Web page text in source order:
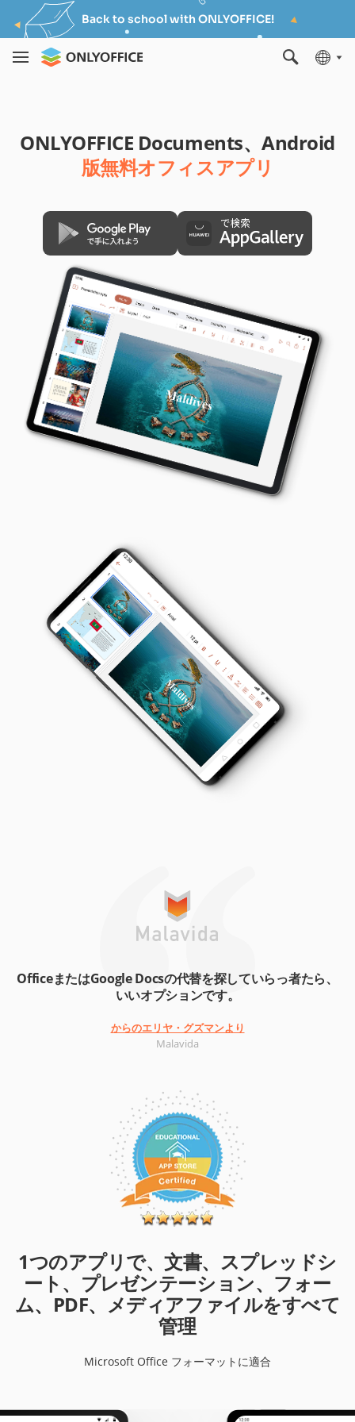
Back to school with ONLYOFFICE!
ONLYOFFICE Documents、Android
版無料オフィスアプリ
OfficeまたはGoogle Docsの代替を探していらっ者たら、
いいオプションです。
からのエリヤ・グズマンより
Malavida
1つのアプリで、文書、スプレッドシ
ート、プレゼンテーション、フォー
ム、PDF、メディアファイルをすべて
管理
Microsoft Office フォーマットに適合